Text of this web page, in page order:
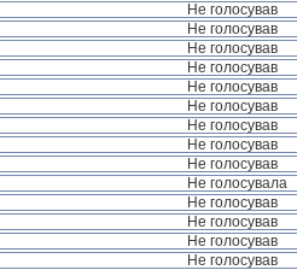
Не голосував
Не голосував
Не голосував
Не голосував
Не голосував
Не голосував
Не голосував
Не голосував
Не голосував
Не голосувала
Не голосував
Не голосував
Не голосував
Не голосував